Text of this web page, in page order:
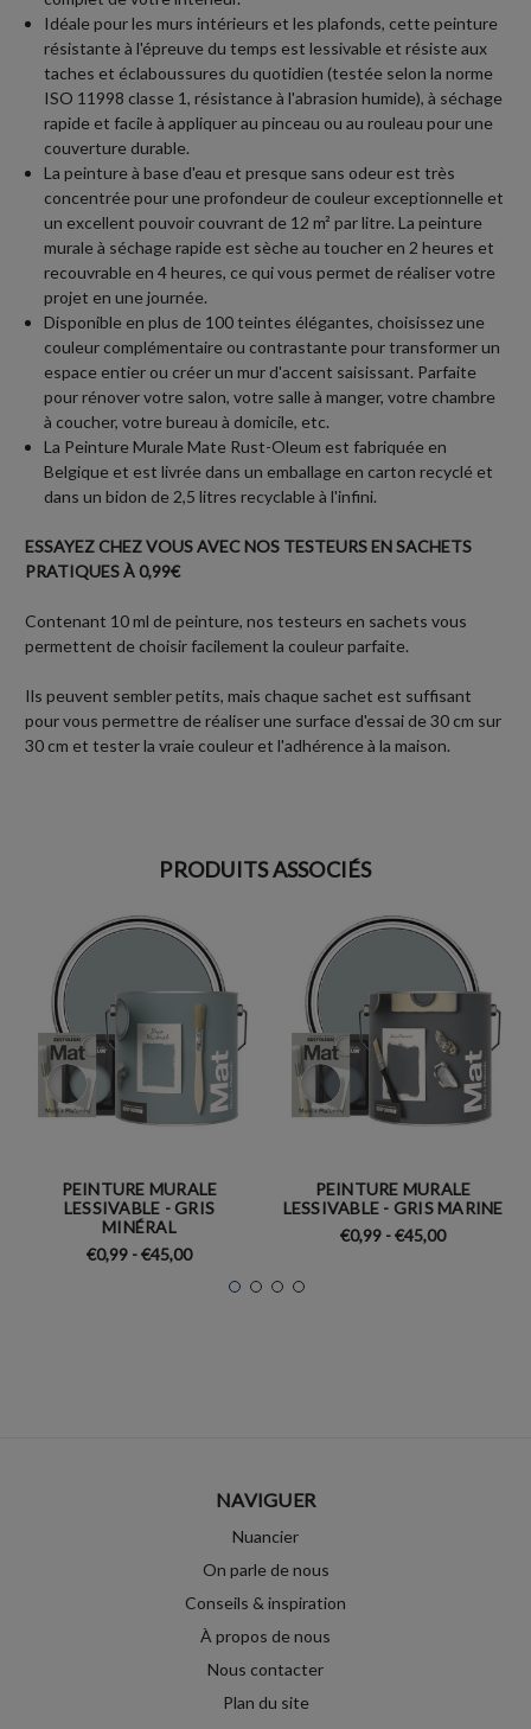
Idéale pour les murs intérieurs et les plafonds, cette peinture
résistante à l'épreuve du temps est lessivable et résiste aux
taches et éclaboussures du quotidien (testée selon la norme
ISO 11998 classe 1, résistance à l'abrasion humide), à séchage
rapide et facile à appliquer au pinceau ou au rouleau pour une
couverture durable.
La peinture à base d'eau et presque sans odeur est très
concentrée pour une profondeur de couleur exceptionnelle et
un excellent pouvoir couvrant de 12 m² par litre. La peinture
murale à séchage rapide est sèche au toucher en 2 heures et
recouvrable en 4 heures, ce qui vous permet de réaliser votre
projet en une journée.
Disponible en plus de 100 teintes élégantes, choisissez une
couleur complémentaire ou contrastante pour transformer un
espace entier ou créer un mur d'accent saisissant. Parfaite
pour rénover votre salon, votre salle à manger, votre chambre
à coucher, votre bureau à domicile, etc.
La Peinture Murale Mate Rust-Oleum est fabriquée en
Belgique et est livrée dans un emballage en carton recyclé et
dans un bidon de 2,5 litres recyclable à l'infini.
ESSAYEZ CHEZ VOUS AVEC NOS TESTEURS EN SACHETS
PRATIQUES À 0,99€
Contenant 10 ml de peinture, nos testeurs en sachets vous
permettent de choisir facilement la couleur parfaite.
Ils peuvent sembler petits, mais chaque sachet est suffisant
pour vous permettre de réaliser une surface d'essai de 30 cm sur
30 cm et tester la vraie couleur et l'adhérence à la maison.
PRODUITS ASSOCIÉS
PEINTURE MURALE
LESSIVABLE - GRIS
MINÉRAL
€0,99 - €45,00
PEINTURE MURALE
LESSIVABLE - GRIS MARINE
€0,99 - €45,00
NAVIGUER
Nuancier
On parle de nous
Conseils & inspiration
À propos de nous
Nous contacter
Plan du site